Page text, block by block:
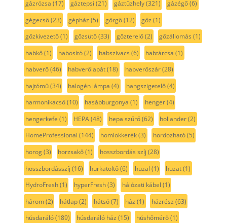
gázrózsa (17) gáztepsi (21) gáztűzhely(321) gázégő(6)
gégecső(23) gépház (5) görgő(12) gőz (1)
gőzkivezető(1) gőzsütő(33) gőzterelő(2) gőzállomás (1)
habkő(1) habosító(2) habszivacs (6) habtárcsa (1)
habverő(46) habverőlapát(18) habverőszár(28)
hajtómű(34) halogén lámpa (4) hangszigetelő(4)
harmonikacső(10) hasábburgonya (1) henger(4)
hengerkefe (1) HEPA(48) hepa szűrő(62) hollander(2)
HomeProfessional (144) homlokkerék(3) hordozható(5)
horog(3) horzsakő(1) hosszbordás szíj (28)
hosszbordásszíj (16) hurkatöltő(6) huzal (1) huzat(1)
HydroFresh(1) hyperFresh(3) hálózati kábel (1)
három(2) hátlap(2) hátsó(7) ház (1) házrész (63)
húsdaráló(189) húsdaráló ház (15) húshőmérő(1)